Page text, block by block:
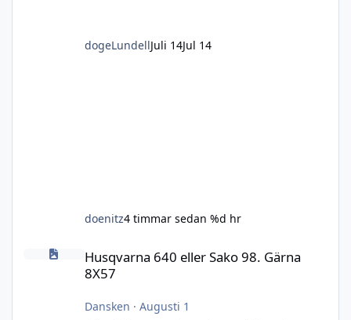
dogeLundellJuli 14Jul 14
doenitz4 timmar sedan %d hr
Husqvarna 640 eller Sako 98. Gärna 8X57
Husqvarna 640 eller Sako 98. Gärna
8X57
Dansken · Augusti 1